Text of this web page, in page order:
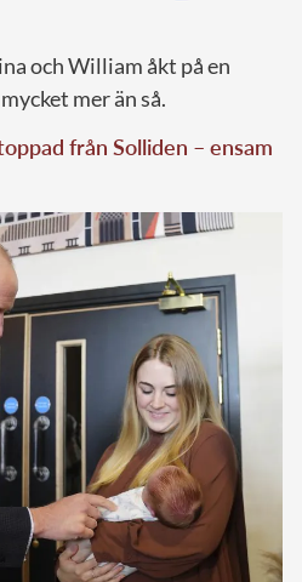
och William åkt på en
mer än så.
från Solliden – ensam